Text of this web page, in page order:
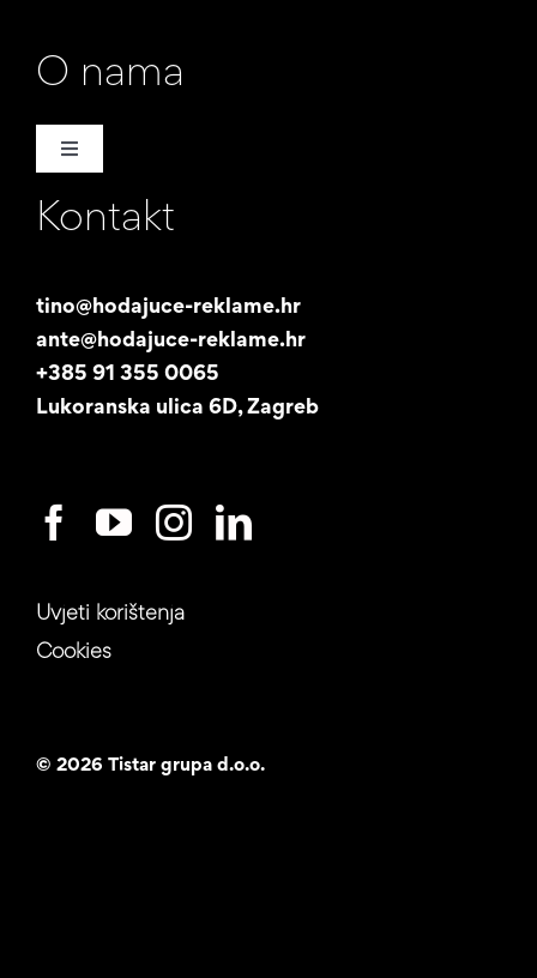
O nama
Toggle
Naša priča
Studentski posao
Kontakt
tino@hodajuce-reklame.hr
ante@hodajuce-reklame.hr
+385 91 355 0065
Lukoranska ulica 6D, Zagreb
Uvjeti korištenja
Cookies
© 2026 Tistar grupa d.o.o.